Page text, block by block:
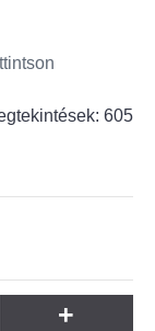
605
+